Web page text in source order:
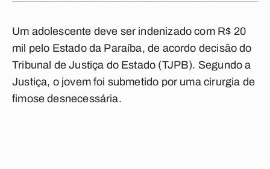
Um adolescente deve ser indenizado com R$ 20
mil pelo Estado da Paraíba, de acordo decisão do
Tribunal de Justiça do Estado (TJPB). Segundo a
Justiça, o jovem foi submetido por uma cirurgia de
fimose desnecessária.